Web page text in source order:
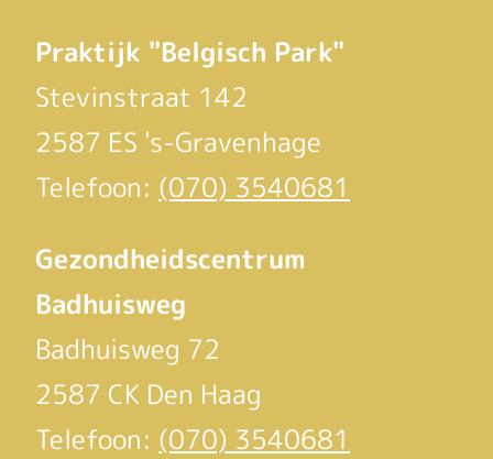
Praktijk "Belgisch Park"
Stevinstraat 142
2587 ES 's-Gravenhage
Telefoon: (070) 3540681
Gezondheidscentrum
Badhuisweg
Badhuisweg 72
2587 CK Den Haag
Telefoon: (070) 3540681